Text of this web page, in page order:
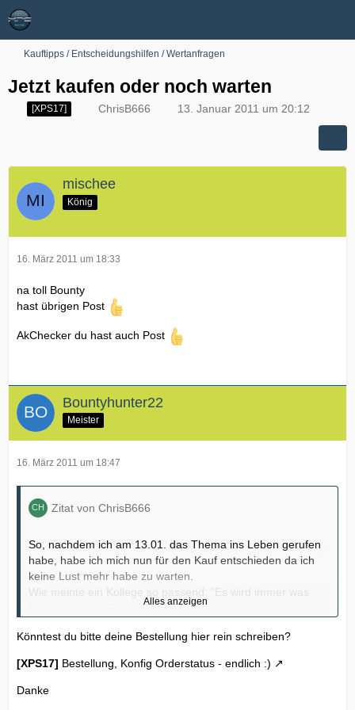
Kauftipps / Entscheidungshilfen / Wertanfragen
Jetzt kaufen oder noch warten
[XPS17] ChrisB666 13. Januar 2011 um 20:12
mischee
König
16. März 2011 um 18:33
na toll Bounty
hast übrigen Post
AkChecker du hast auch Post
Bountyhunter22
Meister
16. März 2011 um 18:47
Zitat von ChrisB666
So, nachdem ich am 13.01. das Thema ins Leben gerufen
habe, habe ich mich nun für den Kauf entschieden da ich
keine Lust mehr habe zu warten.
Wie meinte ein Kollege so passend: "Es wird immer was
besseres geben".
Christian
Alles anzeigen
Könntest du bitte deine Bestellung hier rein schreiben?
[XPS17] Bestellung, Konfig Orderstatus - endlich :)
Danke